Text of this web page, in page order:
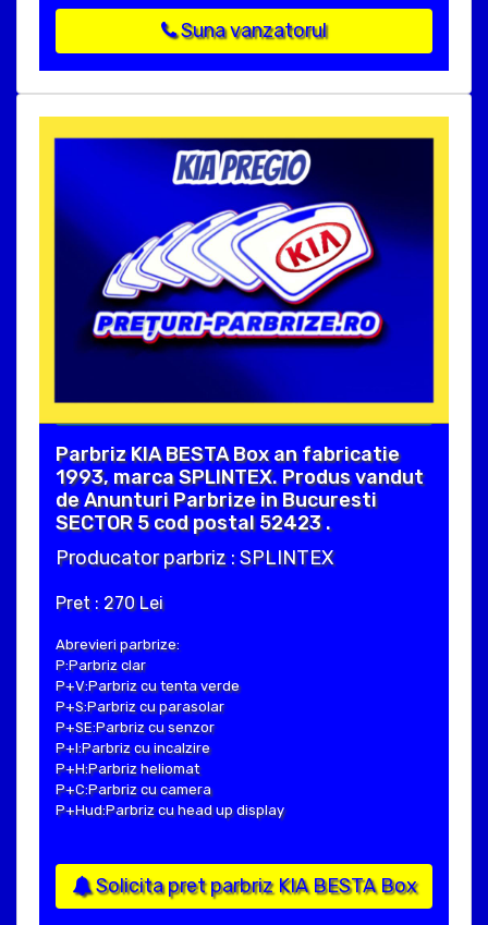
Suna vanzatorul
Parbriz KIA BESTA Box an fabricatie
1993, marca SPLINTEX. Produs vandut
de Anunturi Parbrize in Bucuresti
SECTOR 5 cod postal 52423 .
Producator parbriz : SPLINTEX
Pret : 270 Lei
Abrevieri parbrize:
P:Parbriz clar
P+V:Parbriz cu tenta verde
P+S:Parbriz cu parasolar
P+SE:Parbriz cu senzor
P+I:Parbriz cu incalzire
P+H:Parbriz heliomat
P+C:Parbriz cu camera
P+Hud:Parbriz cu head up display
Solicita pret parbriz KIA BESTA Box